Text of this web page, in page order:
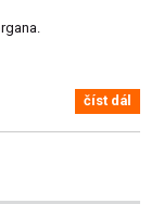
číst dál